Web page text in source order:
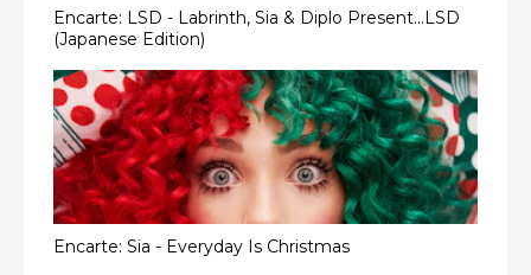
Encarte: LSD - Labrinth, Sia & Diplo Present...LSD
(Japanese Edition)
Encarte: Sia - Everyday Is Christmas